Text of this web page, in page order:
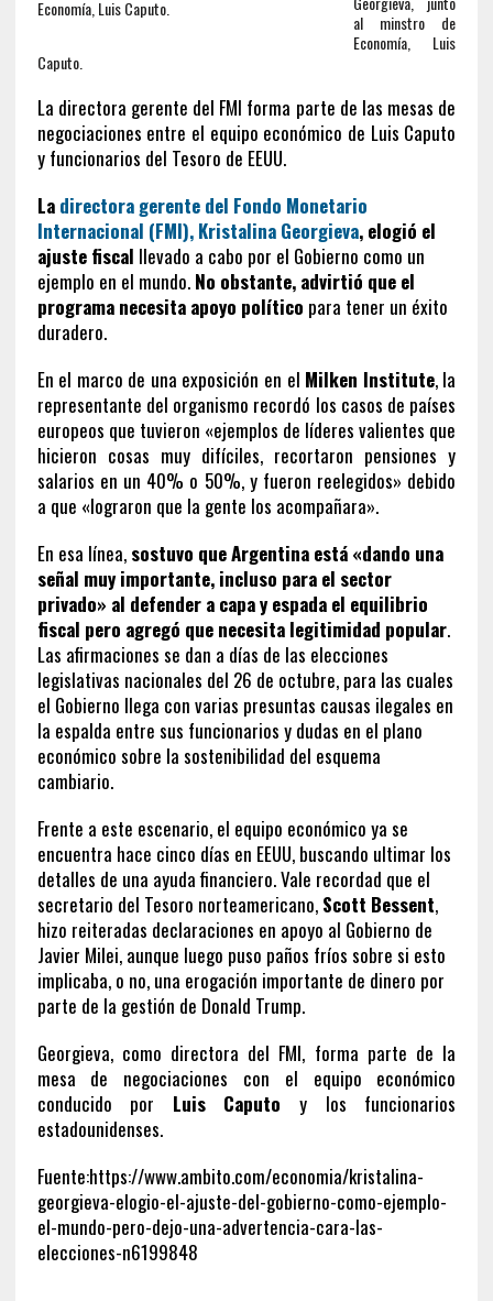
al minstro de
Economía, Luis
Caputo.
La directora gerente del FMI forma parte de las mesas de
negociaciones entre el equipo económico de Luis Caputo
y funcionarios del Tesoro de EEUU.
La directora gerente del Fondo Monetario
Internacional (FMI), Kristalina Georgieva, elogió el
ajuste fiscal llevado a cabo por el Gobierno como un
ejemplo en el mundo.No obstante, advirtió que el
programa necesita apoyo político para tener un éxito
duradero.
En el marco de una exposición en el Milken Institute, la
representante del organismo recordó los casos de países
europeos que tuvieron «ejemplos de líderes valientes que
hicieron cosas muy difíciles, recortaron pensiones y
salarios en un 40% o 50%, y fueron reelegidos» debido
a que «lograron que la gente los acompañara».
En esa línea, sostuvo que Argentina está «dando una
señal muy importante, incluso para el sector
privado» al defender a capa y espada el equilibrio
fiscal pero agregó que necesita legitimidad popular.
Las afirmaciones se dan a días de las elecciones
legislativas nacionales del 26 de octubre, para las cuales
el Gobierno llega con varias presuntas causas ilegales en
la espalda entre sus funcionarios y dudas en el plano
económico sobre la sostenibilidad del esquema
cambiario.
Frente a este escenario, el equipo económico ya se
encuentra hace cinco días en EEUU, buscando ultimar los
detalles de una ayuda financiero. Vale recordad que el
secretario del Tesoro norteamericano, Scott Bessent,
hizo reiteradas declaraciones en apoyo al Gobierno de
Javier Milei, aunque luego puso paños fríos sobre si esto
implicaba, o no, una erogación importante de dinero por
parte de la gestión de Donald Trump.
Georgieva, como directora del FMI, forma parte de la
mesa de negociaciones con el equipo económico
conducido por Luis Caputo y los funcionarios
estadounidenses.
Fuente:https://www.ambito.com/economia/kristalina-
georgieva-elogio-el-ajuste-del-gobierno-como-ejemplo-
el-mundo-pero-dejo-una-advertencia-cara-las-
elecciones-n6199848